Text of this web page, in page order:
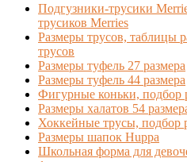
Подгузники-трусики
трусиков Merries
Размеры трусов, таблицы
трусов
Размеры туфель 27 размера
Размеры туфель 44 размера
Фигурные коньки, подбор
Размеры халатов 54
Хоккейные трусы, подбор
Размеры шапок Huppa
Школьная форма для